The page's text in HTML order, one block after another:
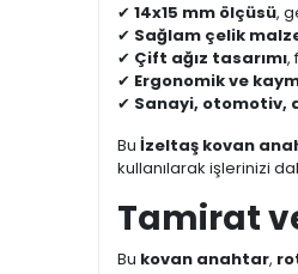
✔ 14x15 mm ölçüsü,
✔ Sağlam çelik
✔ Çift ağız tasarımı,
✔ Ergonomik ve
✔ Sanayi, otomotiv,
Bu İzeltaş kovan
kullanılarak işlerinizi
Tamirat
Bu kovan anahtar,